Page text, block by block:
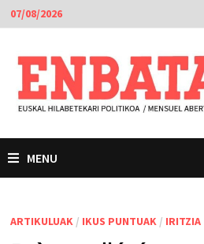
Skip
to
content
07/08/2026
MENU
ARTIKULUAK / IKUS PUNTUAK / IRITZIA